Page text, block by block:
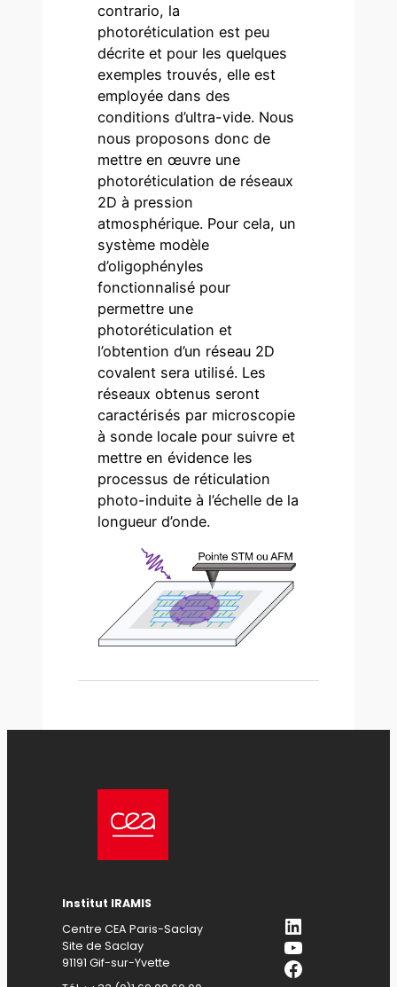
contrario, la
photoréticulation est peu
décrite et pour les quelques
exemples trouvés, elle est
employée dans des
conditions d’ultra-vide. Nous
nous proposons donc de
mettre en œuvre une
photoréticulation de réseaux
2D à pression
atmosphérique. Pour cela, un
système modèle
d’oligophényles
fonctionnalisé pour
permettre une
photoréticulation et
l’obtention d’un réseau 2D
covalent sera utilisé. Les
réseaux obtenus seront
caractérisés par microscopie
à sonde locale pour suivre et
mettre en évidence les
processus de réticulation
photo-induite à l’échelle de la
longueur d’onde.
Institut IRAMIS
Centre CEA Paris-Saclay
Site de Saclay
91191 Gif-sur-Yvette
LinkedIn
YouTube
Facebook